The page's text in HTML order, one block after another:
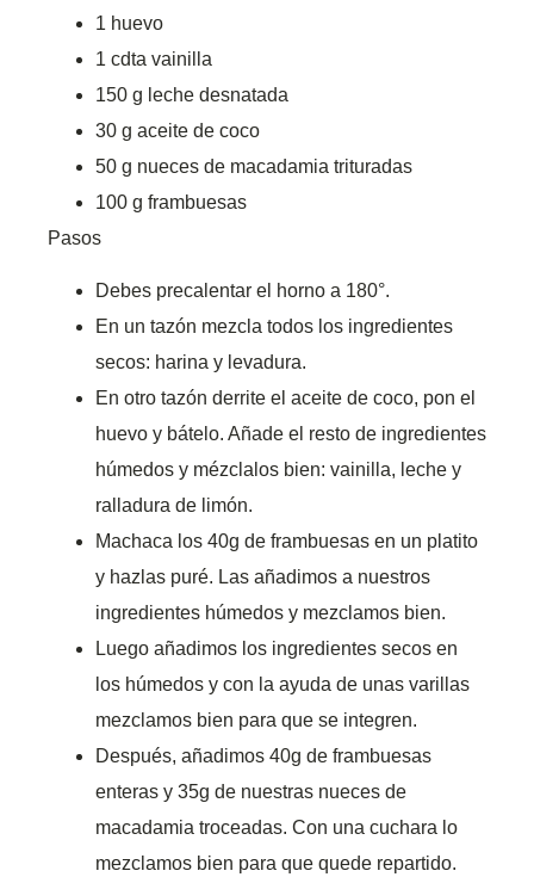
1 huevo
1 cdta vainilla
150 g leche desnatada
30 g aceite de coco
50 g nueces de macadamia trituradas
100 g frambuesas
Pasos
Debes precalentar el horno a 180°.
En un tazón mezcla todos los ingredientes
secos: harina y levadura.
En otro tazón derrite el aceite de coco, pon el
huevo y bátelo. Añade el resto de ingredientes
húmedos y mézclalos bien: vainilla, leche y
ralladura de limón.
Machaca los 40g de frambuesas en un platito
y hazlas puré. Las añadimos a nuestros
ingredientes húmedos y mezclamos bien.
Luego añadimos los ingredientes secos en
los húmedos y con la ayuda de unas varillas
mezclamos bien para que se integren.
Después, añadimos 40g de frambuesas
enteras y 35g de nuestras nueces de
macadamia troceadas. Con una cuchara lo
mezclamos bien para que quede repartido.